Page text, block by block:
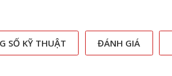
SỐ KỸ THUẬT ĐÁNH GIÁ